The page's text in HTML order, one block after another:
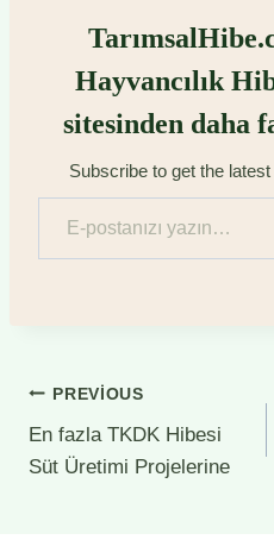
Hayvancılık
sitesinden daha
Subscribe to get the
E-postanızı yazın…
Yazı
gezinmesi
PREVIOUS
En fazla TKDK Hibesi
Süt Üretimi Projelerine